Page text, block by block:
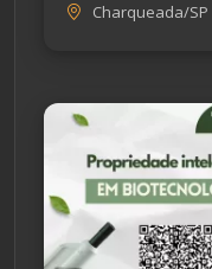
Charqueada/SP